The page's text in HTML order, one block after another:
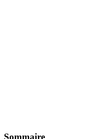
Sommaire